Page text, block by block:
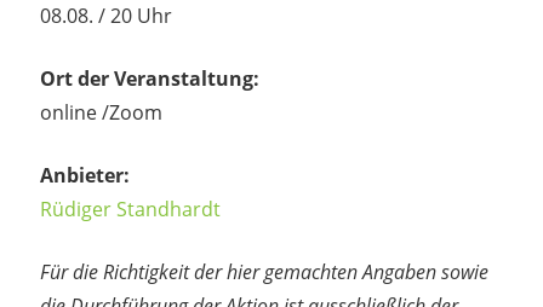
08.08. / 20 Uhr
Ort der Veranstaltung:
online /Zoom
Anbieter:
Rüdiger Standhardt
Für die Richtigkeit der hier gemachten Angaben sowie